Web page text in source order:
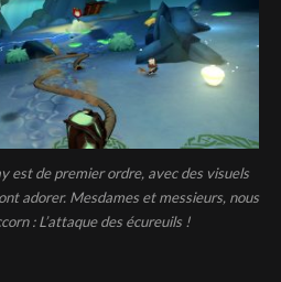
est de premier ordre, avec des visuels
adorer. Mesdames et messieurs, nous
: L’attaque des écureuils !